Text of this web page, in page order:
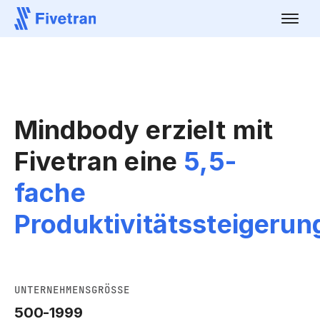
Mindbody erzielt mit
Fivetran eine 5,5-
fache
UNTERNEHMENSGRÖSSE
500-1999